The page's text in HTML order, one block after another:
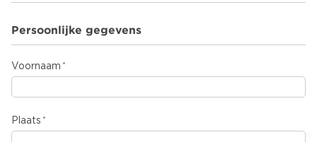
Persoonlijke gegevens
Voornaam
Plaats